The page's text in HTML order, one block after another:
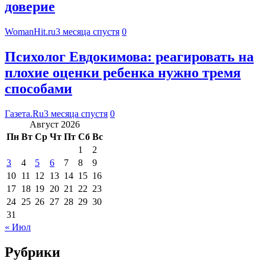
доверие
WomanHit.ru3 месяца спустя 0
Психолог Евдокимова: реагировать на
плохие оценки ребенка нужно тремя
способами
Газета.Ru3 месяца спустя 0
Август 2026
Пн Вт Ср Чт Пт Сб Вс
1
2
3
4 5 6 7 8
9
10 11 12 13 14 15 16
17 18 19 20 21 22 23
24 25 26 27 28 29 30
31
« Июл
Рубрики